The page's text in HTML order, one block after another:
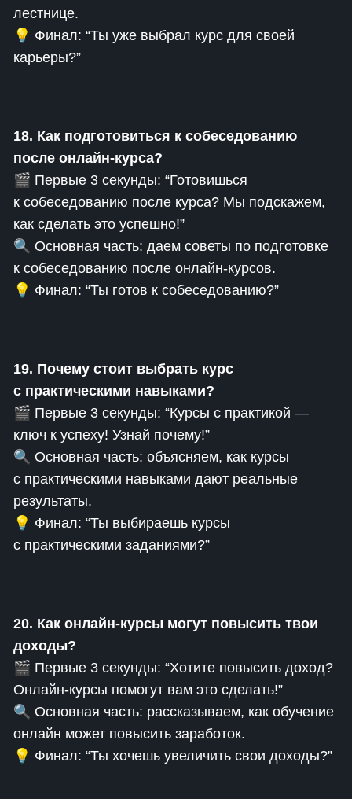
лестнице.
💡 Финал: “Ты уже выбрал курс для своей
карьеры?”
18. Как подготовиться к собеседованию
после онлайн-курса?
🎬 Первые 3 секунды: “Готовишься
к собеседованию после курса? Мы подскажем,
как сделать это успешно!”
🔍 Основная часть: даем советы по подготовке
к собеседованию после онлайн-курсов.
💡 Финал: “Ты готов к собеседованию?”
19. Почему стоит выбрать курс
с практическими навыками?
🎬 Первые 3 секунды: “Курсы с практикой —
ключ к успеху! Узнай почему!”
🔍 Основная часть: объясняем, как курсы
с практическими навыками дают реальные
результаты.
💡 Финал: “Ты выбираешь курсы
с практическими заданиями?”
20. Как онлайн-курсы могут повысить твои
доходы?
🎬 Первые 3 секунды: “Хотите повысить доход?
Онлайн-курсы помогут вам это сделать!”
🔍 Основная часть: рассказываем, как обучение
онлайн может повысить заработок.
💡 Финал: “Ты хочешь увеличить свои доходы?”